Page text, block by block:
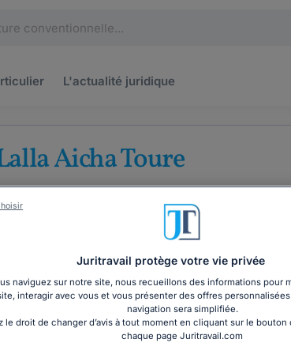
L'actualité juridique
Aicha Toure
barreau de Toulouse
Droit des étrangers
COORDONNÉES
Juritravail protège votre vie privée
naviguez sur notre site, nous recueillons des informations pour
interagir avec vous et vous présenter des offres
navigation sera simplifiée.
le droit de changer d’avis à tout moment en cliquant sur le
chaque page Juritravail.com